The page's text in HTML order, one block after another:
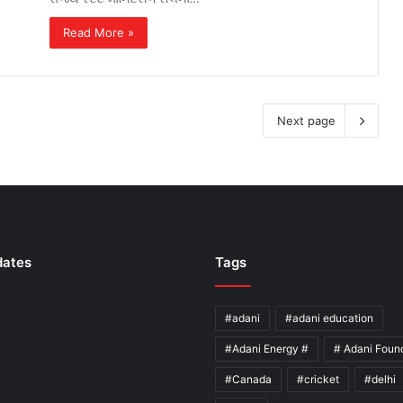
Read More »
Next page
Tags
#adani #adani education
#Adani Energy # # Adani
#Canada #cricket #delhi